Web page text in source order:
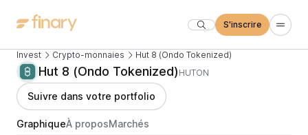
S'inscrire
Invest Crypto-monnaies Hut 8 (Ondo Tokenized)
Hut 8 (Ondo Tokenized) HUTON
Suivre dans votre portfolio
GraphiqueÀ proposMarchés